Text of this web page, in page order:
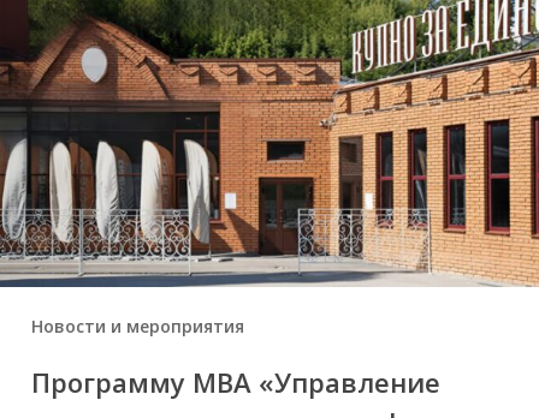
Новости и мероприятия
Программу MBA «Управление